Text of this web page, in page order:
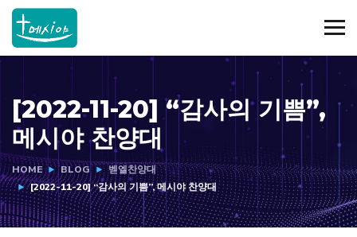
[2022-11-20] “감사의 기쁨”,
메시야 찬양대
HOME BLOG
벧엘찬양대
[2022-11-20] “감사의 기쁨”, 메시야 찬양대